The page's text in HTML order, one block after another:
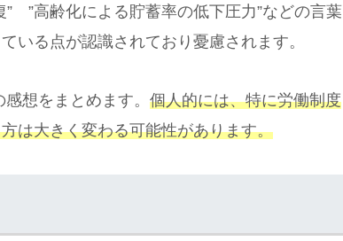
”高齢化による貯蓄率の低下圧力”などの言葉
いる点が認識されており憂慮されます。
想をまとめます。 個人的には、特に労働制度
は大きく変わる可能性があります。